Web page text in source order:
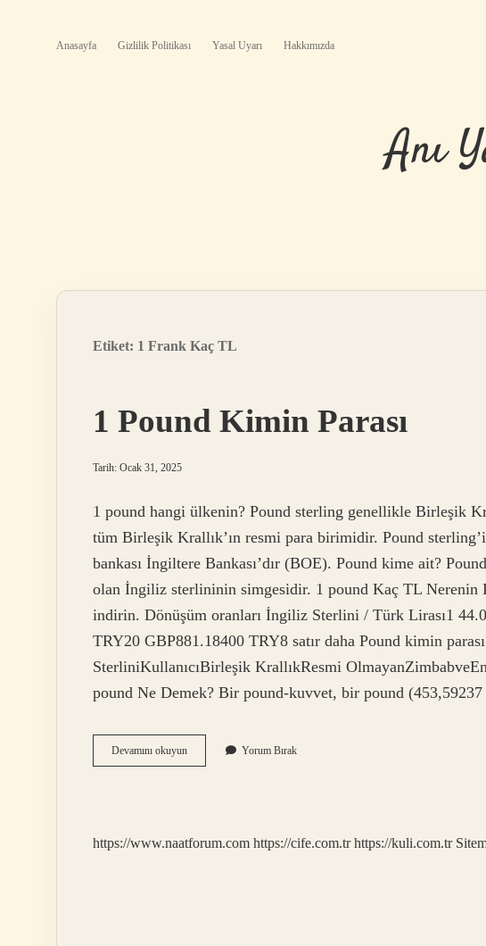
Anasayfa Gizlilik Politikası Yasal Uyarı Hakkımızda
Anı
Etiket: 1 Frank Kaç TL
1 Pound Kimin Parası
Tarih: Ocak 31, 2025
1 pound hangi ülkenin? Pound sterling genellikle Birleşik
tüm Birleşik Krallık’ın resmi para birimidir. Pound
bankası İngiltere Bankası’dır (BOE). Pound kime ait?
olan İngiliz sterlininin simgesidir. 1 pound Kaç TL Nerenin
indirin. Dönüşüm oranları İngiliz Sterlini / Türk Lirası1
TRY20 GBP881.18400 TRY8 satır daha Pound kimin
SterliniKullanıcıBirleşik KrallıkResmi
pound Ne Demek? Bir pound-kuvvet, bir pound
Devamını okuyun1
Pound
Yorum Bırak
https://www.naatforum.com https://cife.com.tr https://kuli.com.tr